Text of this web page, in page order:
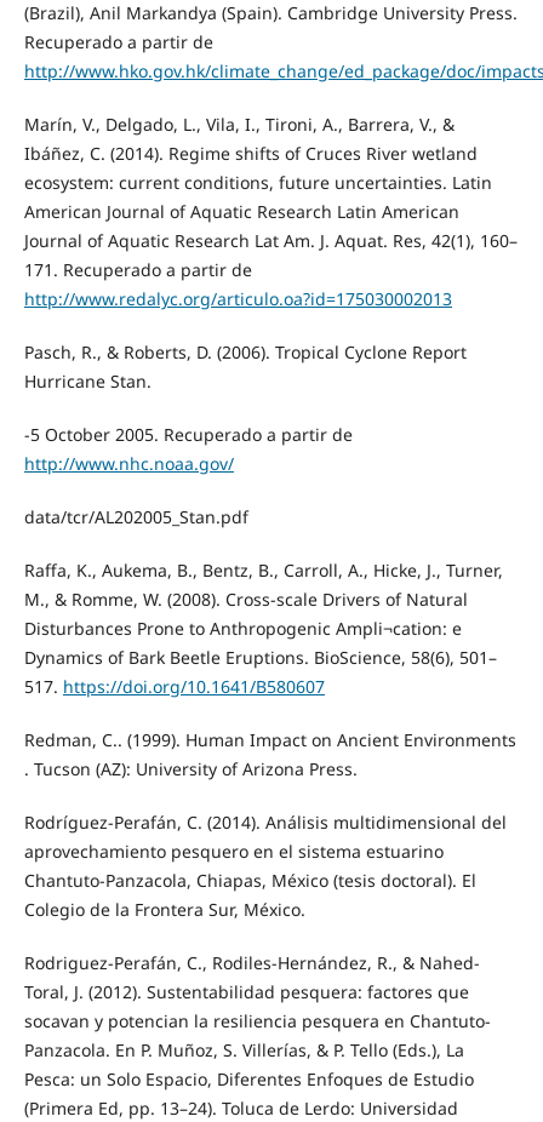
(Brazil), Anil Markandya (Spain). Cambridge University Press.
Recuperado a partir de
http://www.hko.gov.hk/climate_change/ed_package/doc/
Marín, V., Delgado, L., Vila, I., Tironi, A., Barrera, V., &
Ibáñez, C. (2014). Regime shifts of Cruces River wetland
ecosystem: current conditions, future uncertainties. Latin
American Journal of Aquatic Research Latin American
Journal of Aquatic Research Lat Am. J. Aquat. Res, 42(1), 160–
171. Recuperado a partir de
http://www.redalyc.org/articulo.oa?id=175030002013
Pasch, R., & Roberts, D. (2006). Tropical Cyclone Report
Hurricane Stan.
-5 October 2005. Recuperado a partir de
http://www.nhc.noaa.gov/
data/tcr/AL202005_Stan.pdf
Raffa, K., Aukema, B., Bentz, B., Carroll, A., Hicke, J., Turner,
M., & Romme, W. (2008). Cross-scale Drivers of Natural
Disturbances Prone to Anthropogenic Ampli¬cation: e
Dynamics of Bark Beetle Eruptions. BioScience, 58(6), 501–
517. https://doi.org/10.1641/B580607
Redman, C.. (1999). Human Impact on Ancient Environments
. Tucson (AZ): University of Arizona Press.
Rodríguez-Perafán, C. (2014). Análisis multidimensional del
aprovechamiento pesquero en el sistema estuarino
Chantuto-Panzacola, Chiapas, México (tesis doctoral). El
Colegio de la Frontera Sur, México.
Rodriguez-Perafán, C., Rodiles-Hernández, R., & Nahed-
Toral, J. (2012). Sustentabilidad pesquera: factores que
socavan y potencian la resiliencia pesquera en Chantuto-
Panzacola. En P. Muñoz, S. Villerías, & P. Tello (Eds.), La
Pesca: un Solo Espacio, Diferentes Enfoques de Estudio
(Primera Ed, pp. 13–24). Toluca de Lerdo: Universidad